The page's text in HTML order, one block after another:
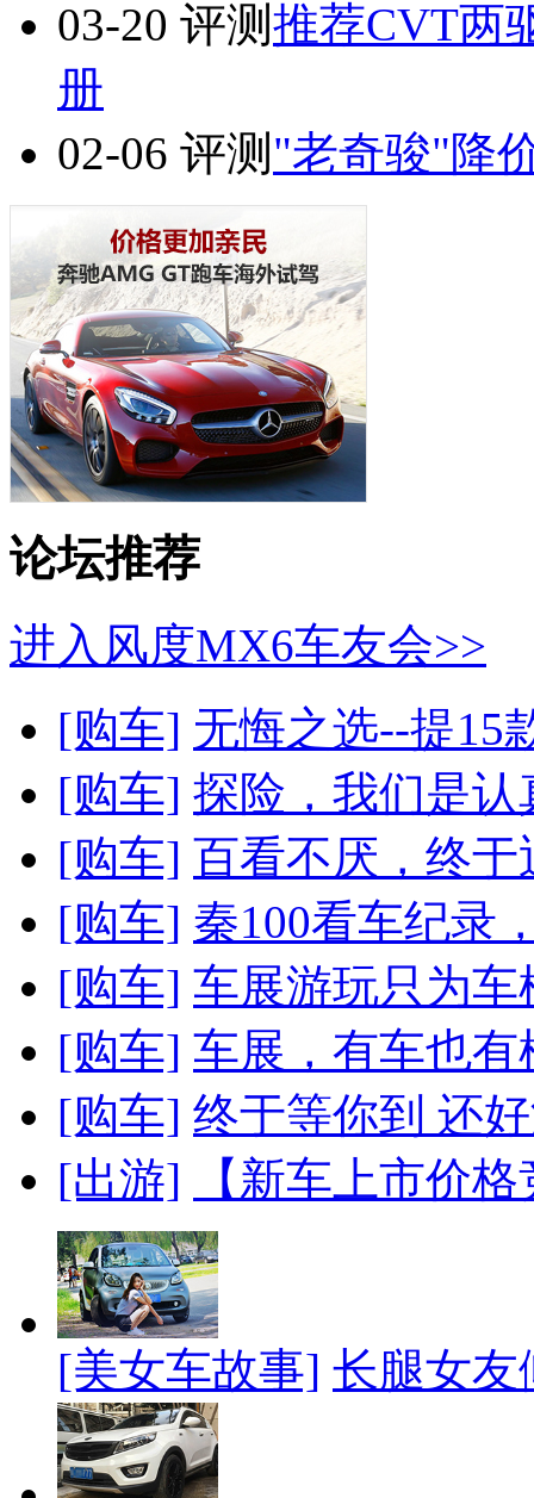
03-20 评测 推荐CVT两
册
02-06 评测 "老奇骏"降
论坛推荐
进入风度MX6车友会>>
[购车] 无悔之选--提15
[购车] 探险，我们是
[购车] 百看不厌，终于
[购车] 秦100看车纪录
[购车] 车展游玩只为车
[购车] 车展，有车也
[购车] 终于等你到 还
[出游]
【新车上市价
[美女车故事] 长腿女友